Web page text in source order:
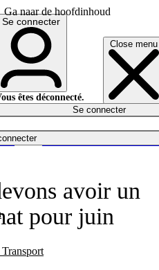
Ga naar de hoofdinhoud
Close menu
English
Deutsch
Se connecter
êtes déconnecté.
Se connecter
avoir un
pour juin